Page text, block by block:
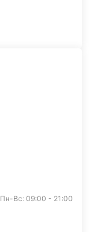
Пн-Вс: 09:00 - 21:00